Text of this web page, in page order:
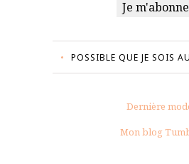
POSSIBLE QUE JE SOIS
Dernière
Mon blog